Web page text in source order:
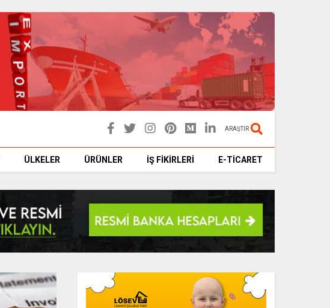
ARAŞTIR
ÜLKELER ÜRÜNLER İŞ FİKİRLERİ E-TİCARET